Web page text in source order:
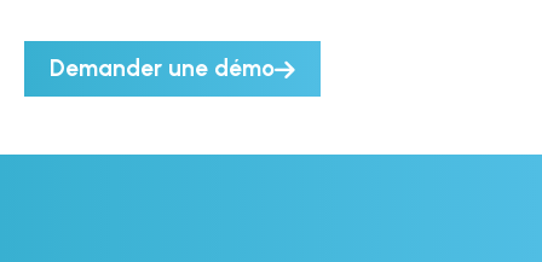
Demander une démo